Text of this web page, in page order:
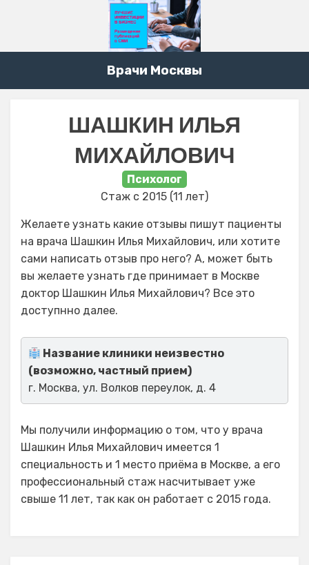
Врачи Москвы
ШАШКИН ИЛЬЯ
МИХАЙЛОВИЧ
Психолог
Стаж с 2015 (11 лет)
Желаете узнать какие отзывы пишут пациенты
на врача Шашкин Илья Михайлович, или хотите
сами написать отзыв про него? А, может быть
вы желаете узнать где принимает в Москве
доктор Шашкин Илья Михайлович? Все это
доступнно далее.
Название клиники неизвестно
(возможно, частный прием)
г. Москва, ул. Волков переулок, д. 4
Мы получили информацию о том, что у врача
Шашкин Илья Михайлович имеется 1
специальность и 1 место приёма в Москве, а его
профессиональный стаж насчитывает уже
свыше 11 лет, так как он работает с 2015 года.